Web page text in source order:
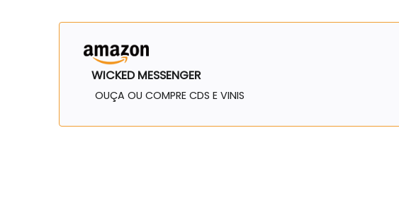
WICKED MESSENGER
OUÇA OU COMPRE CDS E VINIS